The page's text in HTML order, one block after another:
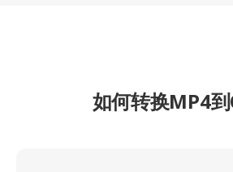
如何转换MP4到